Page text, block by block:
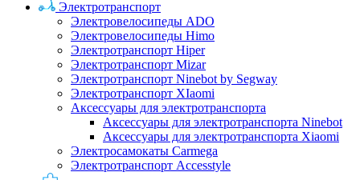
Электротранспорт
Электровелосипеды ADO
Электровелосипеды Himo
Электротранспорт Hiper
Электротранспорт Mizar
Электротранспорт Ninebot by Segway
Электротранспорт XIaomi
Аксессуары для электротранспорта
Аксессуары для электротранспорта Ninebot
Аксессуары для электротранспорта Xiaomi
Электросамокаты Carmega
Электротранспорт Accesstyle